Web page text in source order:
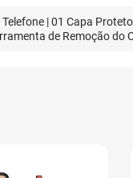
| 01 Capa
de Remoção do